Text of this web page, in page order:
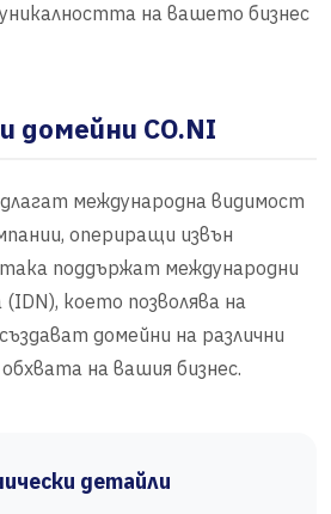
на вашето бизнес
домейни CO.NI
международна видимост
опериращи извън
поддържат международни
което позволява на
домейни на различни
на вашия бизнес.
детайли